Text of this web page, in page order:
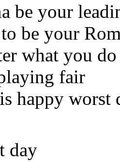
be your
be your
what you do
fair
happy worst
day